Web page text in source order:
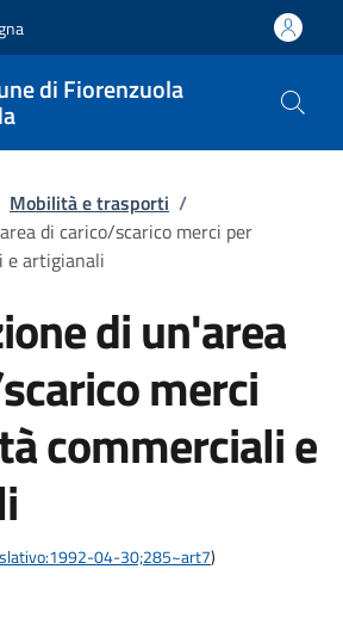
di Fiorenzuola
Mobilità e trasporti /
di carico/scarico merci per
e artigianali
di un'area
merci
commerciali e
04-30;285~art7)